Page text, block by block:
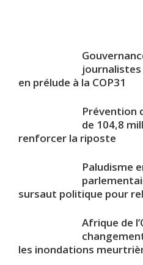
en prélude à la COP31
Prévention
de 104,8
renforcer la riposte
Paludisme
sursaut politique pour
Afrique de
les inondations